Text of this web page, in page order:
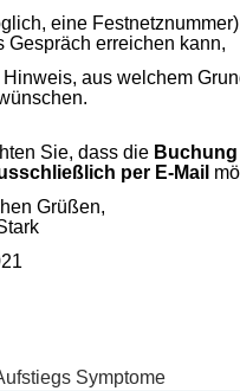
eine
Gespräch erreichen kann,
aus welchem
Sie, dass die Buchung
per E-Mail
Grüßen,
Symptome